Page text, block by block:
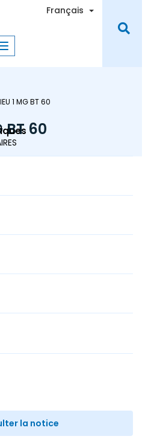
Français Toggle
1 MG BT 60
BT 60
la notice